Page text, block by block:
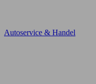
Autoservice & Handel